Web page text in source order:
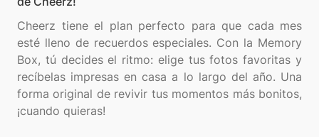
Cheerz tiene el plan perfecto para que cada mes
esté lleno de recuerdos especiales. Con la Memory
Box, tú decides el ritmo: elige tus fotos favoritas y
recíbelas impresas en casa a lo largo del año. Una
forma original de revivir tus momentos más bonitos,
¡cuando quieras!